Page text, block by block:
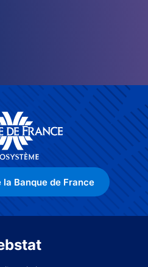
Banque de France